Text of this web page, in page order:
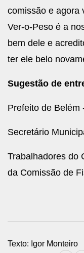
comissão e agora
Ver-o-Peso é a
bem dele e
ter ele belo
Sugestão de
Prefeito de Belém
Secretário
Trabalhadores do
da Comissão de
Texto: Igor Monteiro